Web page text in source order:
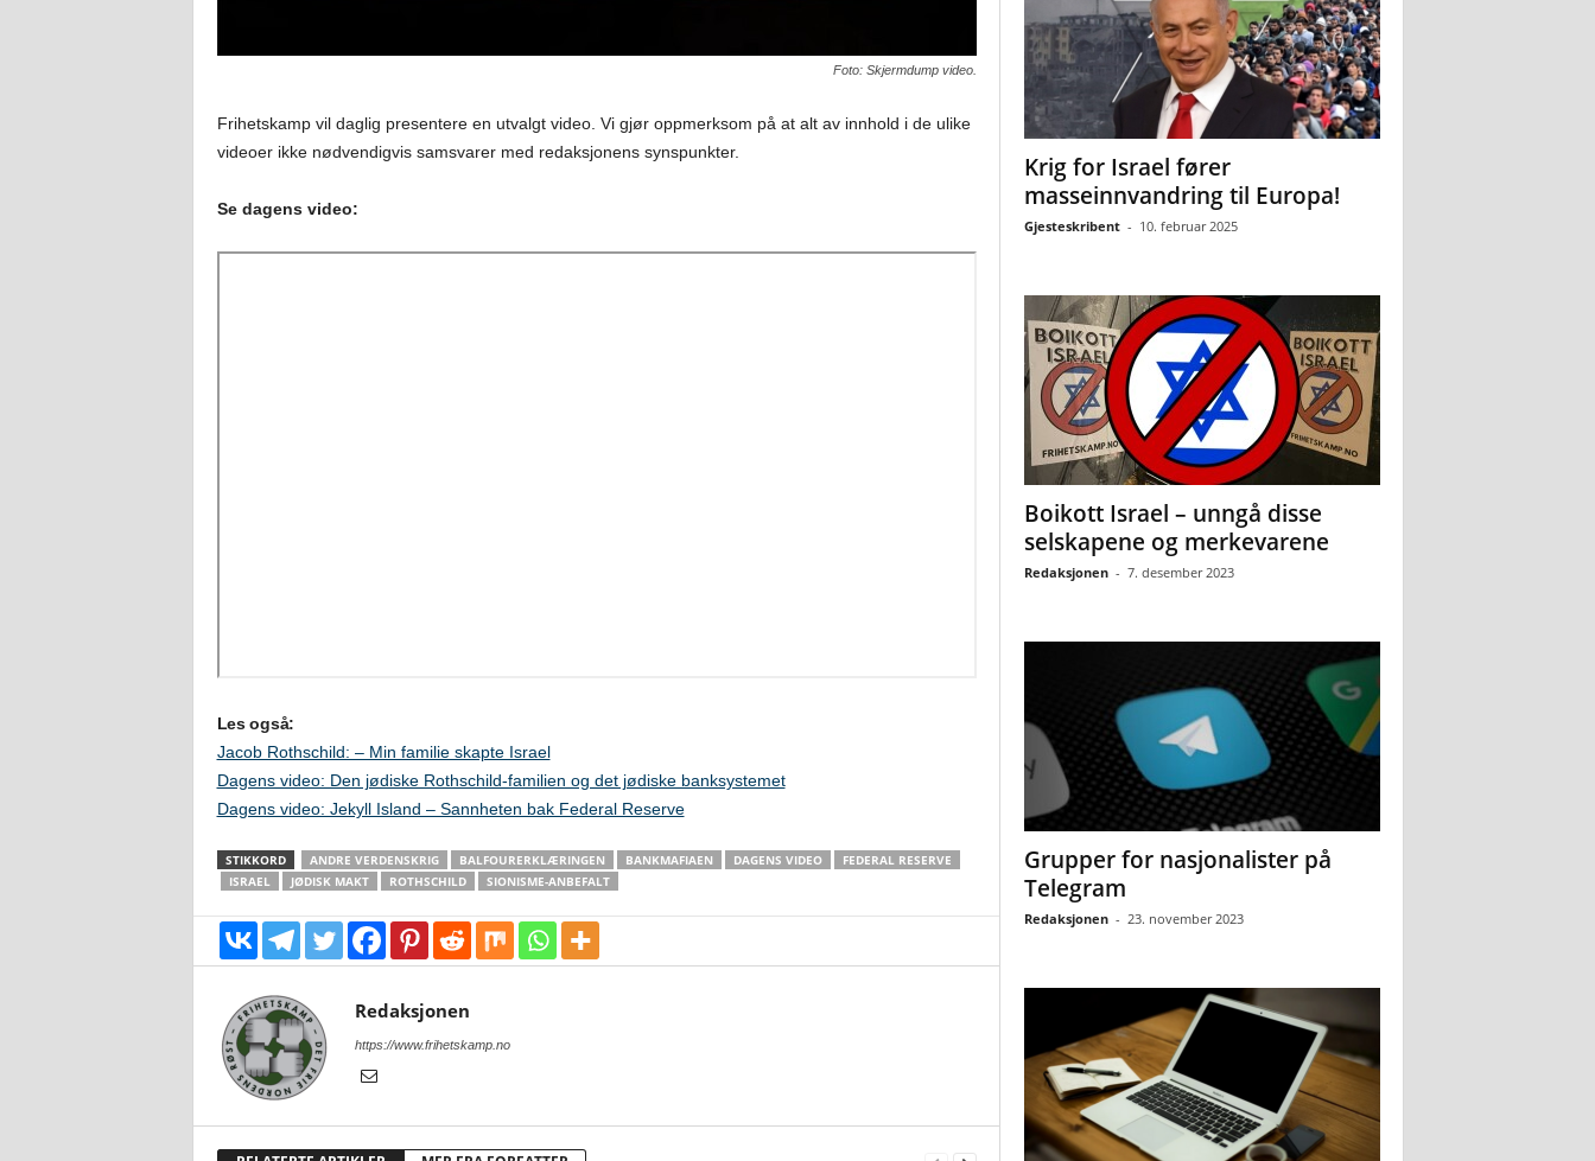
Foto: Skjermdump video.
Frihetskamp vil daglig presentere en utvalgt video. Vi gjør oppmerksom på at alt av innhold i de ulike
videoer ikke nødvendigvis samsvarer med redaksjonens synspunkter.
Se dagens video:
Les også:
Jacob Rothschild: – Min familie skapte Israel
Dagens video: Den jødiske Rothschild-familien og det jødiske banksystemet
Dagens video: Jekyll Island – Sannheten bak Federal Reserve
STIKKORD ANDRE VERDENSKRIG BALFOURERKLÆRINGEN BANKMAFIAEN DAGENS VIDEO
FEDERAL RESERVE
ISRAEL
JØDISK MAKT ROTHSCHILD SIONISME-ANBEFALT
Redaksjonen
https://www.frihetskamp.no
Krig for Israel fører
masseinnvandring til Europa!
Gjesteskribent - 10. februar 2025
Boikott Israel – unngå disse
selskapene og merkevarene
Redaksjonen - 7. desember 2023
Grupper for nasjonalister på
Telegram
Redaksjonen - 23. november 2023